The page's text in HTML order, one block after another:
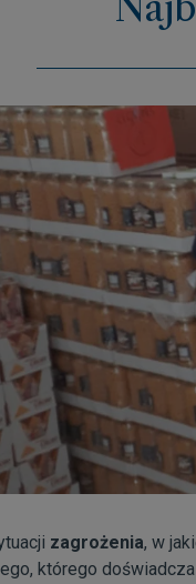
zagrożenia, w
którego